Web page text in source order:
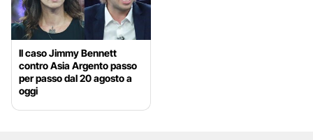
Il caso Jimmy Bennett
contro Asia Argento passo
per passo dal 20 agosto a
oggi